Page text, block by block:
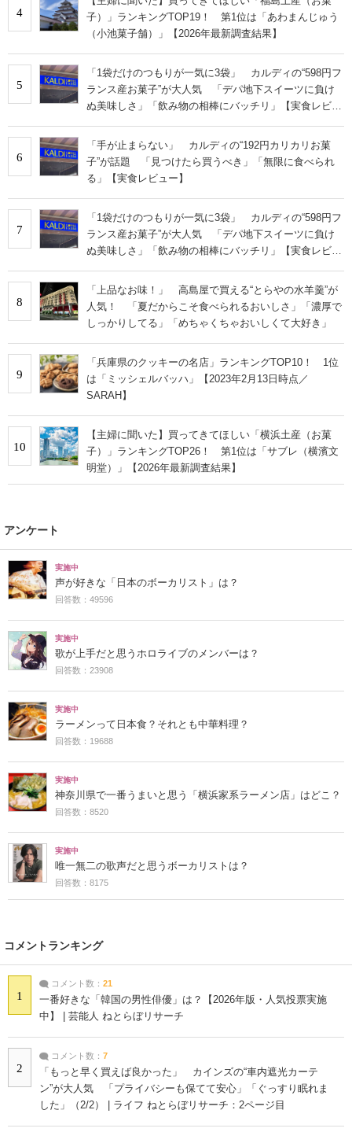
4
子）」ランキングTOP19！ 第1位は「あわまんじゅう
（小池菓子舗）」【2026年最新調査結果】
5
「1袋だけのつもりが一気に3袋」 カルディの“598円フ
ランス産お菓子”が大人気 「デパ地下スイーツに負け
ぬ美味しさ」「飲み物の相棒にバッチリ」【実食レビュ
6
「手が止まらない」 カルディの“192円カリカリお菓
子”が話題 「見つけたら買うべき」「無限に食べられ
る」【実食レビュー】
7
「1袋だけのつもりが一気に3袋」 カルディの“598円フ
ランス産お菓子”が大人気 「デパ地下スイーツに負け
ぬ美味しさ」「飲み物の相棒にバッチリ」【実食レビュ
8
「上品なお味！」 高島屋で買える“とらやの水羊羹”が
人気！ 「夏だからこそ食べられるおいしさ」「濃厚で
しっかりしてる」「めちゃくちゃおいしくて大好き」
9
「兵庫県のクッキーの名店」ランキングTOP10！ 1位
は「ミッシェルバッハ」【2023年2月13日時点／
SARAH】
10
【主婦に聞いた】買ってきてほしい「横浜土産（お菓
子）」ランキングTOP26！ 第1位は「サブレ（横濱文
明堂）」【2026年最新調査結果】
アンケート
実施中
声が好きな「日本のボーカリスト」は？
回答数：49596
実施中
歌が上手だと思うホロライブのメンバーは？
回答数：23908
実施中
ラーメンって日本食？それとも中華料理？
回答数：19688
実施中
神奈川県で一番うまいと思う「横浜家系ラーメン店」はどこ？
回答数：8520
実施中
唯一無二の歌声だと思うボーカリストは？
回答数：8175
コメントランキング
1
コメント数： 21
一番好きな「韓国の男性俳優」は？【2026年版・人気投票実施
中】 | 芸能人 ねとらぼリサーチ
2
コメント数： 7
「もっと早く買えば良かった」 カインズの“車内遮光カーテ
ン”が大人気 「プライバシーも保てて安心」「ぐっすり眠れま
した」（2/2） | ライフ ねとらぼリサーチ：2ページ目